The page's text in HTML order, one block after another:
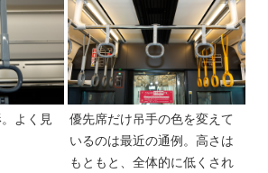
よく見
優先席だけ吊手の色を変えて
いるのは最近の通例。高さは
もともと、全体的に低くされ